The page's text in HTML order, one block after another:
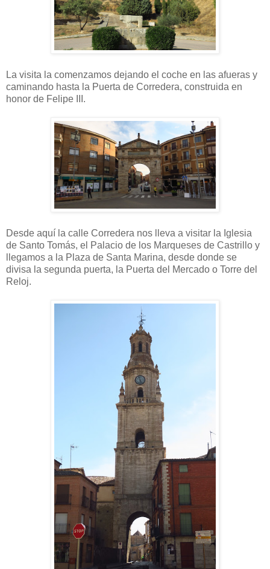
La visita la comenzamos dejando el coche en las afueras y
caminando hasta la Puerta de Corredera, construida en
honor de Felipe III.
Desde aquí la calle Corredera nos lleva a visitar la Iglesia
de Santo Tomás, el Palacio de los Marqueses de Castrillo y
llegamos a la Plaza de Santa Marina, desde donde se
divisa la segunda puerta, la Puerta del Mercado o Torre del
Reloj.